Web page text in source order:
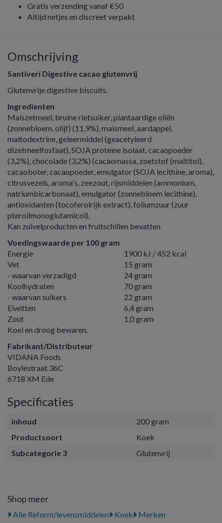
Gratis verzending vanaf €50
Altijd netjes en discreet verpakt
Omschrijving
Santiveri Digestive cacao glutenvrij
Glutenvrije digestive biscuits.
Ingredienten
Maiszetmeel, bruine rietsuiker, plantaardige oliën
(zonnebloem, olijf) (11,9%), maismeel, aardappel,
maltodextrine, geleermiddel (geacetyleerd
dizetmeelfosfaat), SOJA proteine isolaat, cacaopoeder
(3,2%), chocolade (3,2%) (cacaomassa, zoetstof (maltitol),
cacaoboter, cacaopoeder, emulgator (SOJA lecithine, aroma),
citrusvezels, aroma's, zeezout, rijsmiddelen (ammonium,
natriumbicarbonaat), emulgator (zonnebloem lecithine),
antioxidanten (tocoferolrijk extract), foliumzuur (zuur
pteroilmonoglutamicol).
Kan zuivelproducten en fruitschillen bevatten
Voedingswaarde per 100 gram
Energie
1900 kJ / 452 kcal
Vet
15 gram
- waarvan verzadigd
24 gram
Koolhydraten
70 gram
- waarvan suikers
22 gram
Eiwitten
6,4 gram
Zout
1,0 gram
Koel en droog bewaren.
Fabrikant/Distributeur
VIDANA Foods
Boylestraat 36C
6718 XM Ede
Specificaties
inhoud
200 gram
Productsoort
Koek
Subcategorie 3
Glutenvrij
Shop meer
Alle Reform/levensmiddelen Koek Merken